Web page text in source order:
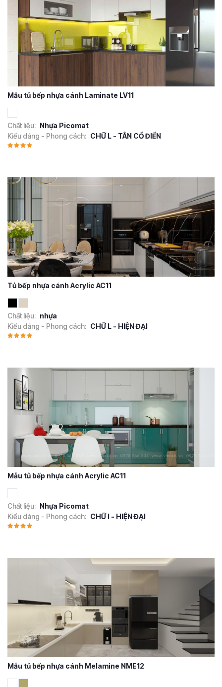
Mẫu tủ bếp nhựa cánh Laminate LV11
Chất liệu: Nhựa Picomat
Kiểu dáng - Phong cách: CHỮ L - TÂN CỔ ĐIỂN
Tủ bếp nhựa cánh Acrylic AC11
Chất liệu: nhựa
Kiểu dáng - Phong cách: CHỮ L - HIỆN ĐẠI
Mẫu tủ bếp nhựa cánh Acrylic AC11
Chất liệu: Nhựa Picomat
Kiểu dáng - Phong cách: CHỮ I - HIỆN ĐẠI
Mẫu tủ bếp nhựa cánh Melamine NME12